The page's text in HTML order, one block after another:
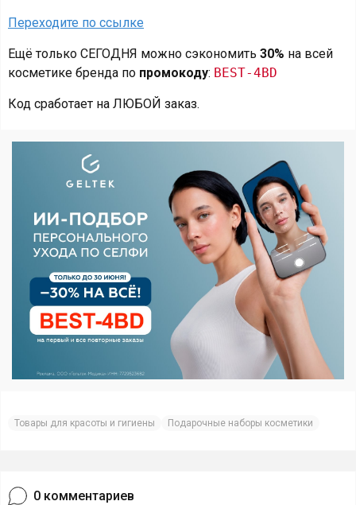
Переходите по ссылке
Ещё только СЕГОДНЯ можно сэкономить 30% на всей
косметике бренда по промокоду: BEST-4BD
Код сработает на ЛЮБОЙ заказ.
Товары для красоты и гигиены Подарочные наборы косметики
0 комментариев